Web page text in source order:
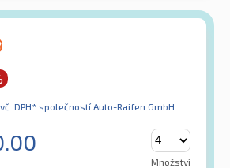
vč. DPH* společností Auto-Raifen GmbH
Množství